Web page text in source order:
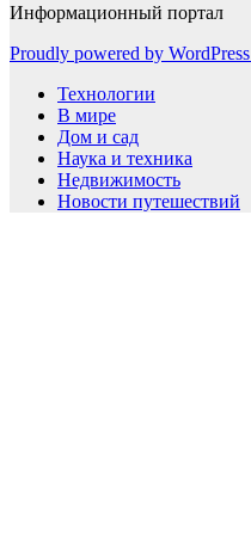
Информационный портал
Proudly powered by WordPress
Технологии
В мире
Дом и сад
Наука и техника
Недвижимость
Новости путешествий